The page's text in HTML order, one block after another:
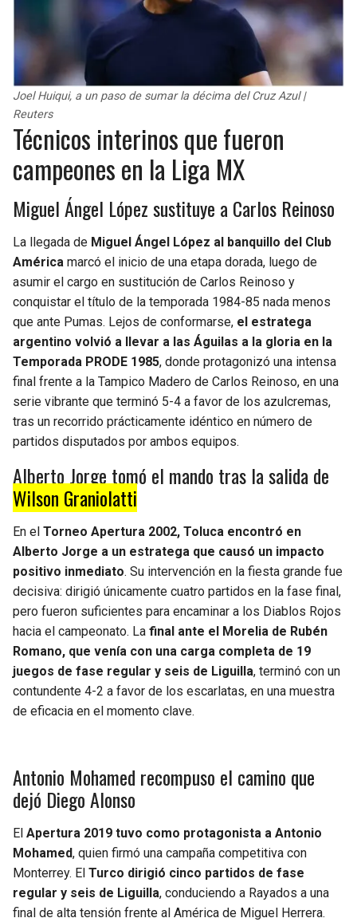
Joel Huiqui, a un paso de sumar la décima del Cruz Azul |
Reuters
Técnicos interinos que fueron
campeones en la Liga MX
Miguel Ángel López sustituye a Carlos Reinoso
La llegada de Miguel Ángel López al banquillo del Club
América marcó el inicio de una etapa dorada, luego de
asumir el cargo en sustitución de Carlos Reinoso y
conquistar el título de la temporada 1984-85 nada menos
que ante Pumas. Lejos de conformarse, el estratega
argentino volvió a llevar a las Águilas a la gloria en la
Temporada PRODE 1985, donde protagonizó una intensa
final frente a la Tampico Madero de Carlos Reinoso, en una
serie vibrante que terminó 5-4 a favor de los azulcremas,
tras un recorrido prácticamente idéntico en número de
partidos disputados por ambos equipos.
Alberto Jorge tomó el mando tras la salida de
Wilson Graniolatti
En el Torneo Apertura 2002, Toluca encontró en
Alberto Jorge a un estratega que causó un impacto
positivo inmediato. Su intervención en la fiesta grande fue
decisiva: dirigió únicamente cuatro partidos en la fase final,
pero fueron suficientes para encaminar a los Diablos Rojos
hacia el campeonato. La final ante el Morelia de Rubén
Romano, que venía con una carga completa de 19
juegos de fase regular y seis de Liguilla, terminó con un
contundente 4-2 a favor de los escarlatas, en una muestra
de eficacia en el momento clave.
Antonio Mohamed recompuso el camino que
dejó Diego Alonso
El Apertura 2019 tuvo como protagonista a Antonio
Mohamed, quien firmó una campaña competitiva con
Monterrey. El Turco dirigió cinco partidos de fase
regular y seis de Liguilla, conduciendo a Rayados a una
final de alta tensión frente al América de Miguel Herrera.